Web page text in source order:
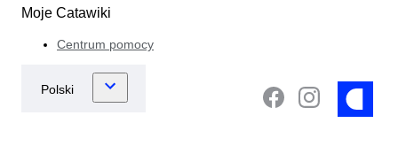
Moje Catawiki
Centrum pomocy